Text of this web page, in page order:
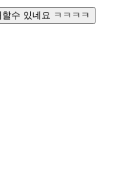
수 있네요 ㅋㅋㅋㅋ